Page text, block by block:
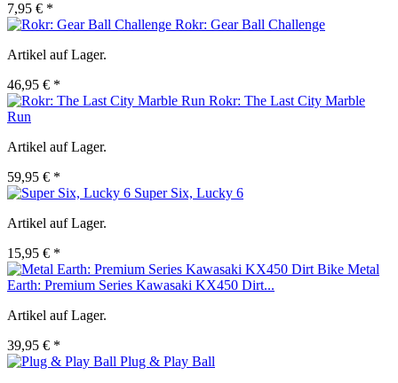
7,95 € *
Rokr: Gear Ball Challenge
Artikel auf Lager.
46,95 € *
Rokr: The Last City Marble
Run
Artikel auf Lager.
59,95 € *
Super Six, Lucky 6
Artikel auf Lager.
15,95 € *
Metal
Earth: Premium Series Kawasaki KX450 Dirt...
Artikel auf Lager.
39,95 € *
Plug & Play Ball